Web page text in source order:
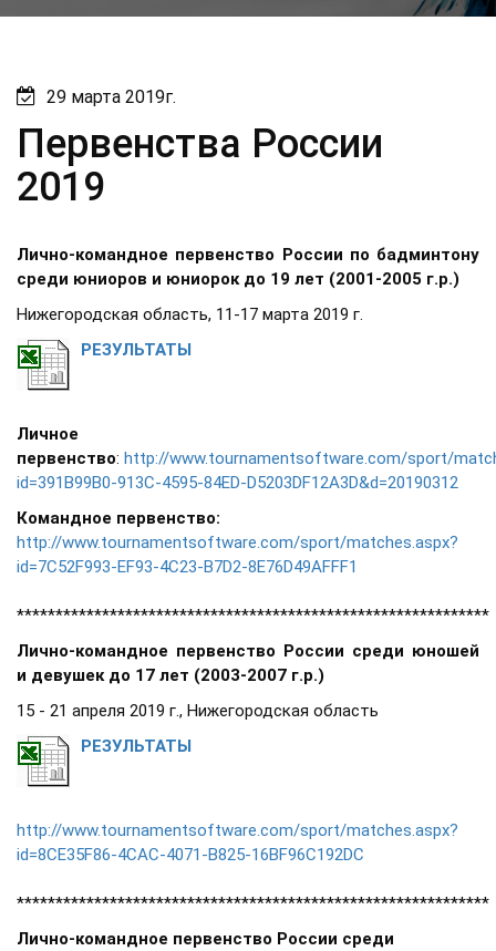
29 марта 2019г.
Первенства России
2019
Лично-командное первенство России по бадминтону
среди юниоров и юниорок до 19 лет (2001-2005 г.р.)
Нижегородская область, 11-17 марта 2019 г.
РЕЗУЛЬТАТЫ
Личное
первенство: http://www.tournamentsoftware.com/sport/
id=391B99B0-913C-4595-84ED-D5203DF12A3D&d=20190312
Командное первенство:
http://www.tournamentsoftware.com/sport/matches.aspx?
id=7C52F993-EF93-4C23-B7D2-8E76D49AFFF1
*************************************************************
Лично-командное первенство России среди юношей
и девушек до 17 лет (2003-2007 г.р.)
15 - 21 апреля 2019 г., Нижегородская область
РЕЗУЛЬТАТЫ
http://www.tournamentsoftware.com/sport/matches.aspx?
id=8CE35F86-4CAC-4071-B825-16BF96C192DC
*************************************************************
Лично-командное первенство России среди